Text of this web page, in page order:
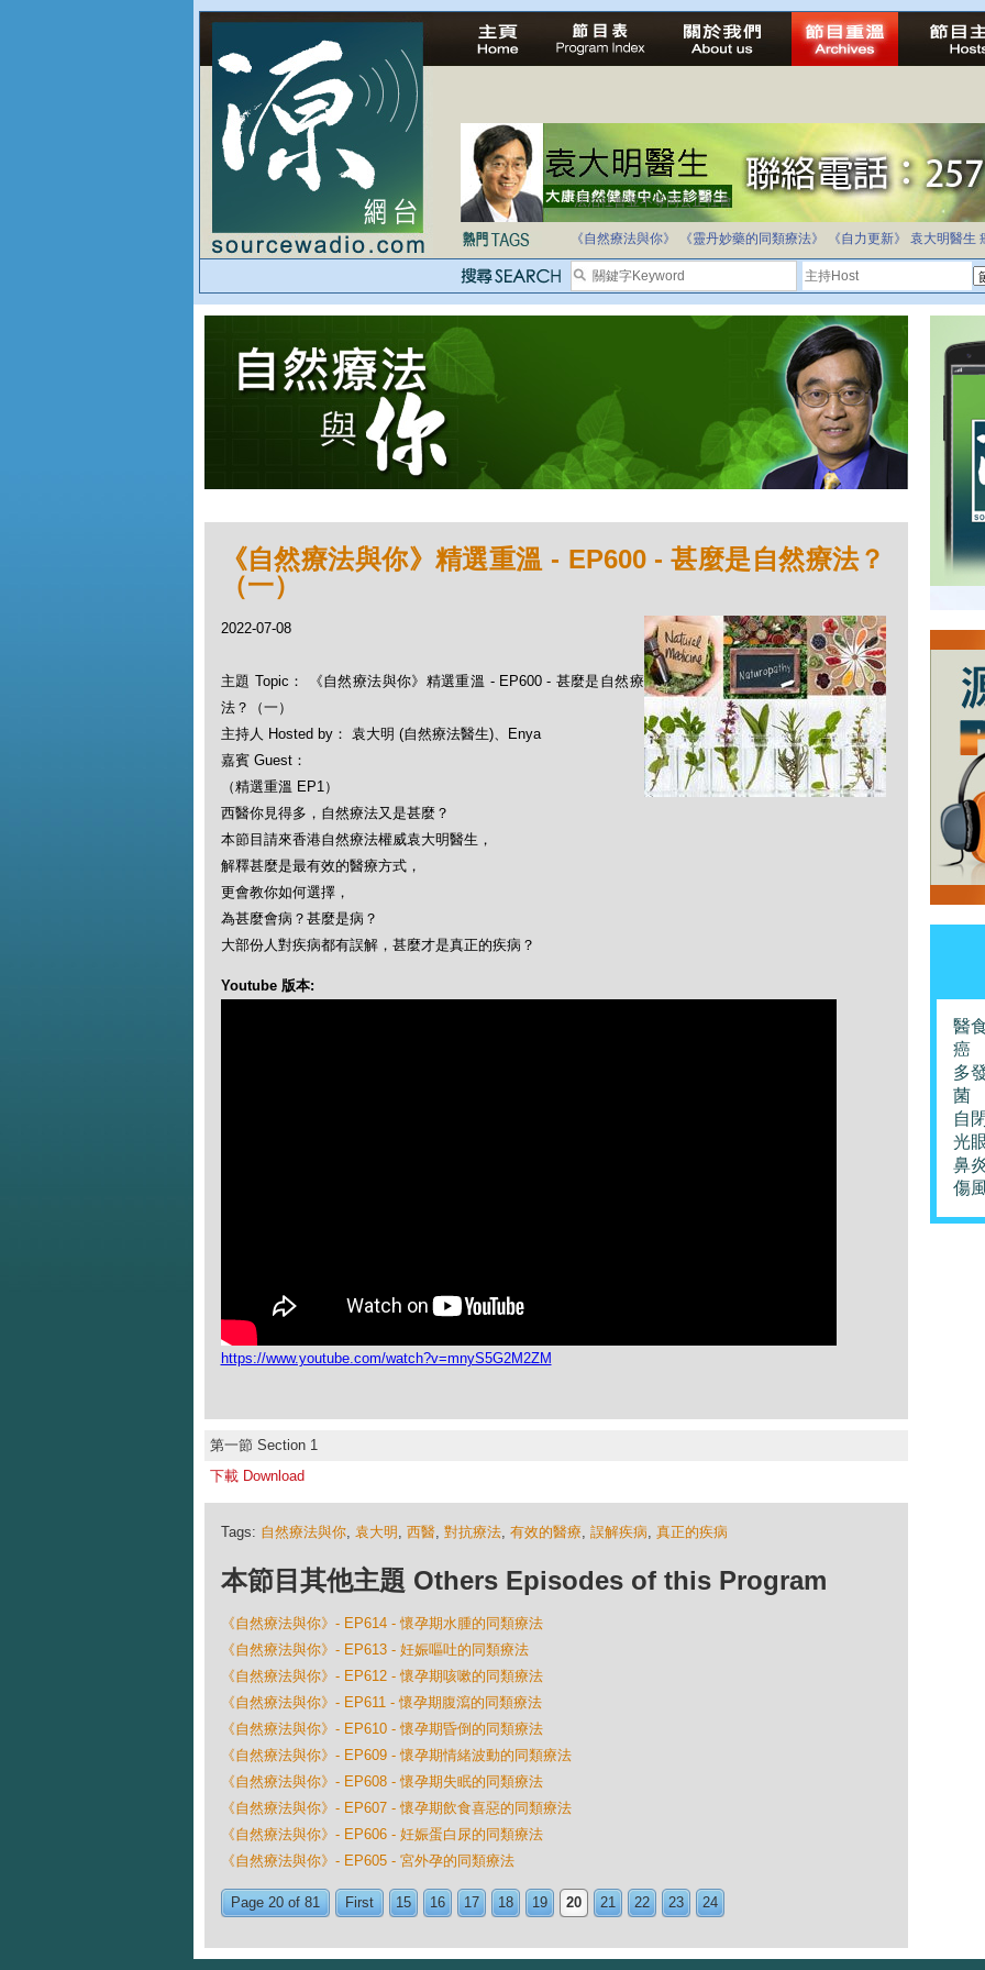
法治社會並不等同公正社會
自家教育合法化-推動多元化教育，全民學卷制
《自然療法與你》
《靈丹妙藥的同類療法》 《自力更新》 袁大明醫生
《自然療法與你》精選重溫 - EP600 - 甚麼是自然療法？
（一）
2022-07-08
主題 Topic： 《自然療法與你》精選重溫 - EP600 - 甚麼是自然療
法？（一）
主持人 Hosted by： 袁大明 (自然療法醫生)、Enya
嘉賓 Guest：
（精選重溫 EP1）
西醫你見得多，自然療法又是甚麼？
本節目請來香港自然療法權威袁大明醫生，
解釋甚麼是最有效的醫療方式，
更會教你如何選擇，
為甚麼會病？甚麼是病？
大部份人對疾病都有誤解，甚麼才是真正的疾病？
Youtube 版本:
https://www.youtube.com/watch?v=mnyS5G2M2ZM
第一節 Section 1
下載 Download
Tags: 自然療法與你, 袁大明 , 西醫, 對抗療法, 有效的醫療, 誤解疾病, 真正的疾病
本節目其他主題 Others Episodes of this Program
《自然療法與你》- EP614 - 懷孕期水腫的同類療法
《自然療法與你》- EP613 - 妊娠嘔吐的同類療法
《自然療法與你》- EP612 - 懷孕期咳嗽的同類療法
《自然療法與你》- EP611 - 懷孕期腹瀉的同類療法
《自然療法與你》- EP610 - 懷孕期昏倒的同類療法
《自然療法與你》- EP609 - 懷孕期情緒波動的同類療法
《自然療法與你》- EP608 - 懷孕期失眠的同類療法
《自然療法與你》- EP607 - 懷孕期飲食喜惡的同類療法
《自然療法與你》- EP606 - 妊娠蛋白尿的同類療法
《自然療法與你》- EP605 - 宮外孕的同類療法
Page 20 of 81 First 15 16 17 18 19 20 21 22 23 24
醫
癌
多
菌
自
光
鼻
傷